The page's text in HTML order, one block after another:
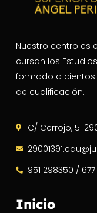
Nuestro centro es
cursan los
formado a
de cualificación.
C/ Cerrojo, 5.
951 298350 /
Inicio